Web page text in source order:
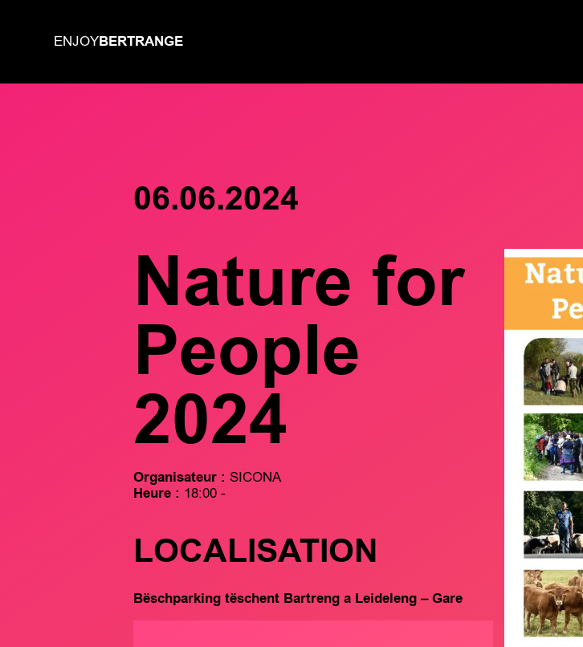
ENJOYBERTRANGE
06.06.2024
Nature for
People
2024
Organisateur : SICONA
Heure : 18:00 -
LOCALISATION
Bëschparking tëschent Bartreng a Leideleng – Gare